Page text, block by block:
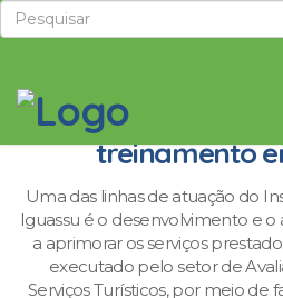
treinamento
Uma das linhas de atuação do
Iguassu é o desenvolvimento e o
a aprimorar os serviços
executado pelo setor de
Serviços Turísticos, por meio de